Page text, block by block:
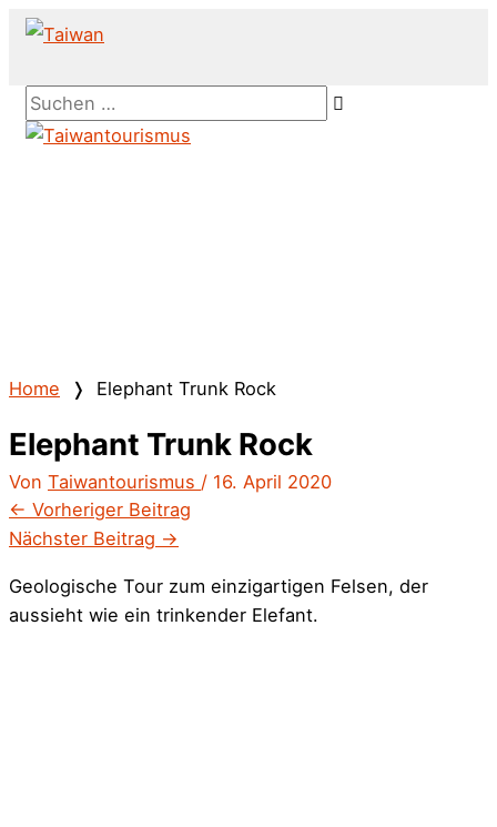
Zum
springenAbove
Header
Suchen …
Home ❭ Elephant Trunk Rock
Elephant Trunk Rock
Von Taiwantourismus / 16. April 2020
← Vorheriger Beitrag
Nächster Beitrag →
Geologische Tour zum einzigartigen Felsen, der
aussieht wie ein trinkender Elefant.